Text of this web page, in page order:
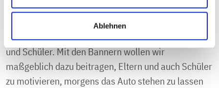
Ablehnen
Gesundheit der UKBW: „Unser gesetzlicher Auftrag
– als Unfallkasse Baden-Württemberg – sind
sichere und gesunde Kitakinder sowie Schülerinnen
und Schüler. Mit den Bannern wollen wir
maßgeblich dazu beitragen, Eltern und auch Schüler
zu motivieren, morgens das Auto stehen zu lassen